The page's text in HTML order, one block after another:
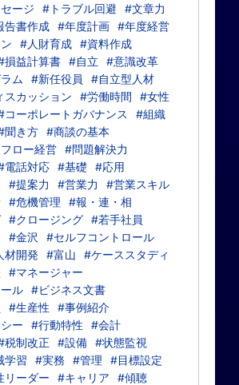
ージ
#トラブル回避
#文章力
告書作成 #年度計画 #年度経営
#人財育成 #資料作成
損益計算書 #自立
#意識改革
ム
#新任役員
#自立型人材
スカッション #労働時間
#女性
コーポレートガバナンス
#組織
聞き方 #商談の基本
ロー経営 #問題解決力
電話対応 #基礎
#応用
#提案力 #営業力
#営業スキル
#危機管理
#報・連・相
#クロージング #若手社員
#金沢
#セルフコントロール
材開発 #富山
#ケーススタディ
#マネージャー
ル #ビジネス文書
#生産性
#事例紹介
ー
#行動特性
#会計
税制改正 #設備 #状態監視
学習 #実務 #管理
#目標設定
リーダー #キャリア
#傾聴